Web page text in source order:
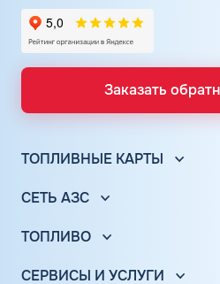
Заказать
ТОПЛИВНЫЕ КАРТЫ
Топливные карты КАРДЕКС
Топливные карты Лукойл
СЕТЬ АЗС
АЗС Лукойл
АЗС Газпромнефть
ТОПЛИВО
СЕРВИСЫ И УСЛУГИ